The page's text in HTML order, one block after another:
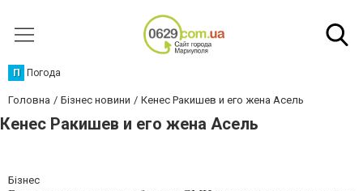
П Погода
Головна Бізнес новини Кенес Ракишев и его жена Асель
Кенес Ракишев и его жена Асель
Бізнес